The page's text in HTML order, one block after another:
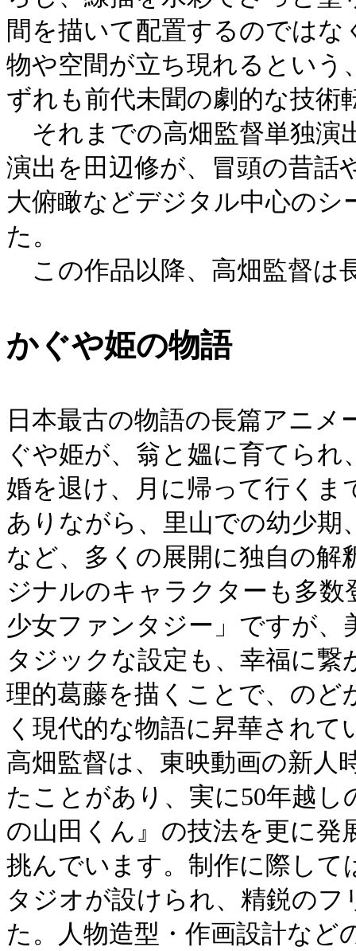
間を描いて配置するのでは
物や空間が立ち現れるという
ずれも前代未聞の劇的な技術
それまでの高畑監督単独演
演出を田辺修が、冒頭の昔話
大俯瞰などデジタル中心の
た。
この作品以降、高畑監督は
かぐや姫の物語
日本最古の物語の長篇アニ
ぐや姫が、翁と媼に育てら
婚を退け、月に帰って行く
ありながら、里山での幼少
など、多くの展開に独自の
ジナルのキャラクターも多
少女ファンタジー」ですが
タジックな設定も、幸福に
理的葛藤を描くことで、のど
く現代的な物語に昇華されて
高畑監督は、東映動画の新人
たことがあり、実に50年越
の山田くん』の技法を更に発
挑んでいます。制作に際し
タジオが設けられ、精鋭の
た。人物造型・作画設計など